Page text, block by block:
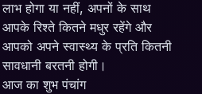
लाभ होगा या नहीं, अपनों के साथ
आपके रिश्ते कितने मधुर रहेंगे और
आपको अपने स्वास्थ्य के प्रति कितनी
सावधानी बरतनी होगी।
आज का शुभ पंचांग